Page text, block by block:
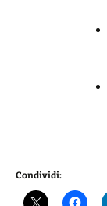
Condividi: